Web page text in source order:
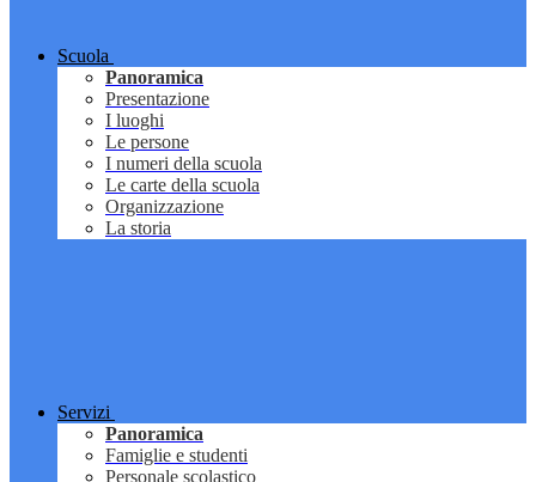
Scuola
Panoramica
Presentazione
I luoghi
Le persone
I numeri della scuola
Le carte della scuola
Organizzazione
La storia
Servizi
Panoramica
Famiglie e studenti
Personale scolastico